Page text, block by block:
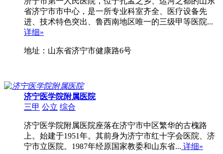
省济宁市市中心，是一所专业科室齐全、医疗设备先
进、技术特色突出、鲁西南地区唯一的三级甲等医院...
详细»
地址：山东省济宁市健康路6号
济宁医学院附属医院
三甲 公立 综合
济宁医学院附属医院座落在济宁市中区繁华的古槐路
上。始建于1951年。其前身为济宁市红十字会医院、济
宁市立医院。1987年经原国家教委和山东省... 详细»